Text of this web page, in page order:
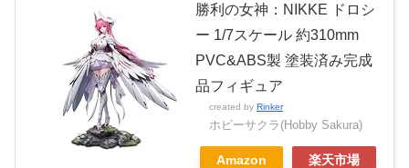
勝利の女神：NIKKE ドロシ
ー 1/7スケール 約310mm
PVC&ABS製 塗装済み完成
品フィギュア
created by Rinker
ホビーサクラ(Hobby Sakura)
Amazon 楽天市場